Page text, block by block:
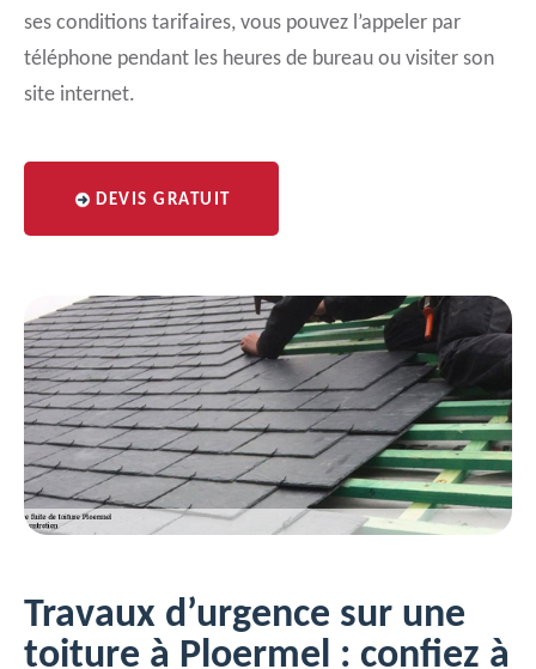
ses conditions tarifaires, vous pouvez l’appeler par
téléphone pendant les heures de bureau ou visiter son
site internet.
DEVIS GRATUIT
Travaux d’urgence sur une
toiture à Ploermel : confiez à